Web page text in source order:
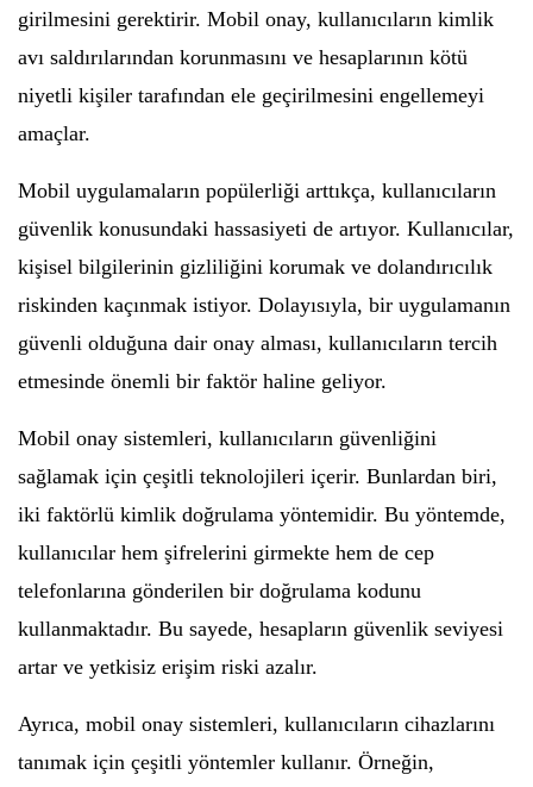
girilmesini gerektirir. Mobil onay, kullanıcıların kimlik
avı saldırılarından korunmasını ve hesaplarının kötü
niyetli kişiler tarafından ele geçirilmesini engellemeyi
amaçlar.
Mobil uygulamaların popülerliği arttıkça, kullanıcıların
güvenlik konusundaki hassasiyeti de artıyor. Kullanıcılar,
kişisel bilgilerinin gizliliğini korumak ve dolandırıcılık
riskinden kaçınmak istiyor. Dolayısıyla, bir uygulamanın
güvenli olduğuna dair onay alması, kullanıcıların tercih
etmesinde önemli bir faktör haline geliyor.
Mobil onay sistemleri, kullanıcıların güvenliğini
sağlamak için çeşitli teknolojileri içerir. Bunlardan biri,
iki faktörlü kimlik doğrulama yöntemidir. Bu yöntemde,
kullanıcılar hem şifrelerini girmekte hem de cep
telefonlarına gönderilen bir doğrulama kodunu
kullanmaktadır. Bu sayede, hesapların güvenlik seviyesi
artar ve yetkisiz erişim riski azalır.
Ayrıca, mobil onay sistemleri, kullanıcıların cihazlarını
tanımak için çeşitli yöntemler kullanır. Örneğin,